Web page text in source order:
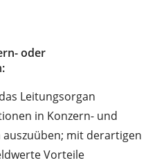
oder
Leitungsorgan
in Konzern- und
mit derartigen
Vorteile